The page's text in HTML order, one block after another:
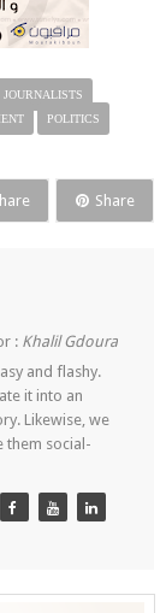
JOURNALISTS
POLITICS
Share
: Khalil Gdoura
and flashy.
it into an
Likewise, we
them social-